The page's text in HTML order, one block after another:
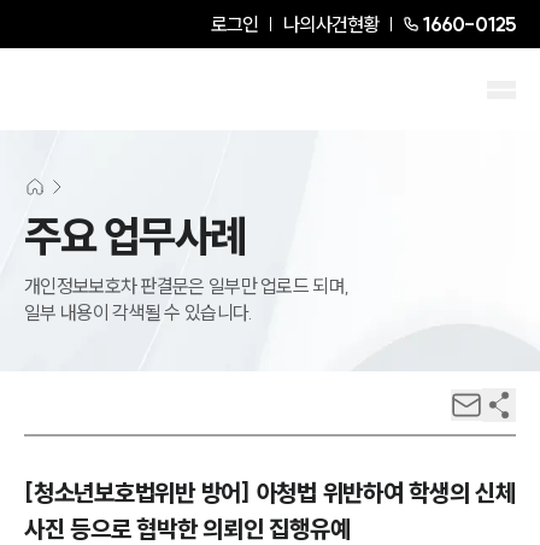
로그인 나의사건현황 1660-0125
주요 업무사례
개인정보보호차 판결문은 일부만 업로드 되며,
일부 내용이 각색될 수 있습니다.
[청소년보호법위반 방어] 아청법 위반하여 학생의 신체
사진 등으로 협박한 의뢰인 집행유예